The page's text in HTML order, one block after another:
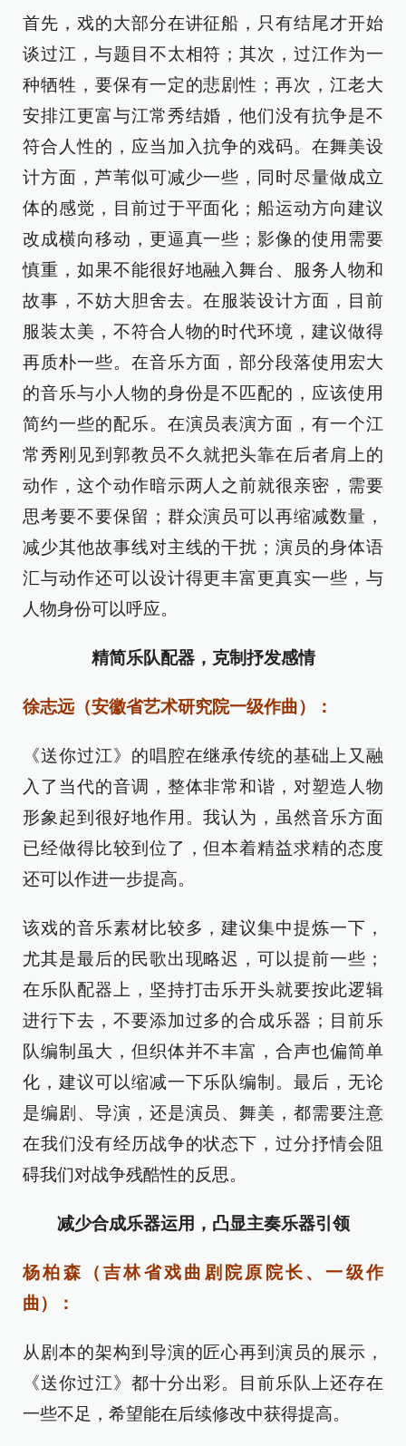
首先，戏的大部分在讲征船，只有结尾才开始
谈过江，与题目不太相符；其次，过江作为一
种牺牲，要保有一定的悲剧性；再次，江老大
安排江更富与江常秀结婚，他们没有抗争是不
符合人性的，应当加入抗争的戏码。在舞美设
计方面，芦苇似可减少一些，同时尽量做成立
体的感觉，目前过于平面化；船运动方向建议
改成横向移动，更逼真一些；影像的使用需要
慎重，如果不能很好地融入舞台、服务人物和
故事，不妨大胆舍去。在服装设计方面，目前
服装太美，不符合人物的时代环境，建议做得
再质朴一些。在音乐方面，部分段落使用宏大
的音乐与小人物的身份是不匹配的，应该使用
简约一些的配乐。在演员表演方面，有一个江
常秀刚见到郭教员不久就把头靠在后者肩上的
动作，这个动作暗示两人之前就很亲密，需要
思考要不要保留；群众演员可以再缩减数量，
减少其他故事线对主线的干扰；演员的身体语
汇与动作还可以设计得更丰富更真实一些，与
人物身份可以呼应。
精简乐队配器，克制抒发感情
徐志远（安徽省艺术研究院一级作曲）：
《送你过江》的唱腔在继承传统的基础上又融
入了当代的音调，整体非常和谐，对塑造人物
形象起到很好地作用。我认为，虽然音乐方面
已经做得比较到位了，但本着精益求精的态度
还可以作进一步提高。
该戏的音乐素材比较多，建议集中提炼一下，
尤其是最后的民歌出现略迟，可以提前一些；
在乐队配器上，坚持打击乐开头就要按此逻辑
进行下去，不要添加过多的合成乐器；目前乐
队编制虽大，但织体并不丰富，合声也偏简单
化，建议可以缩减一下乐队编制。最后，无论
是编剧、导演，还是演员、舞美，都需要注意
在我们没有经历战争的状态下，过分抒情会阻
碍我们对战争残酷性的反思。
减少合成乐器运用，凸显主奏乐器引领
杨柏森（吉林省戏曲剧院原院长、一级作
曲）：
从剧本的架构到导演的匠心再到演员的展示，
《送你过江》都十分出彩。目前乐队上还存在
一些不足，希望能在后续修改中获得提高。